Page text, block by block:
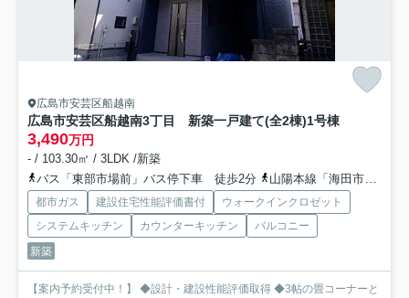
広島市安芸区船越南
広島市安芸区船越南3丁目 新築一戸建て(全2棟)1号棟
3,490万円
- / 103.30㎡ / 3LDK /新築
バス「東部市場前」バス停下車 徒歩2分
山陽本線「海田市」駅 徒歩13分
都市ガス 建設住宅性能評価書付
ウォークインクロゼット
システムキッチン
カウンターキッチン
バルコニー
新築
【案内予約受付中！】 ◆設計・建設性能評価取得 ◆3帖の畳コーナーと